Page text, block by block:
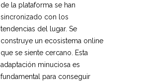
de la plataforma se han
sincronizado con los
tendencias del lugar. Se
construye un ecosistema online
que se siente cercano. Esta
adaptación minuciosa es
fundamental para conseguir